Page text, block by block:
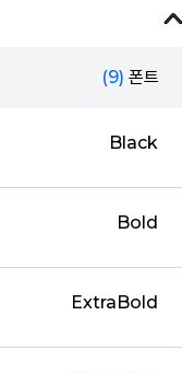
(9) 폰트
Black
Bold
ExtraBold